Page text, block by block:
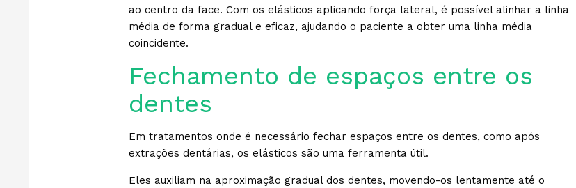
ao centro da face. Com os elásticos aplicando força lateral, é possível alinhar a linha
média de forma gradual e eficaz, ajudando o paciente a obter uma linha média
coincidente.
Fechamento de espaços entre os
dentes
Em tratamentos onde é necessário fechar espaços entre os dentes, como após
extrações dentárias, os elásticos são uma ferramenta útil.
Eles auxiliam na aproximação gradual dos dentes, movendo-os lentamente até o